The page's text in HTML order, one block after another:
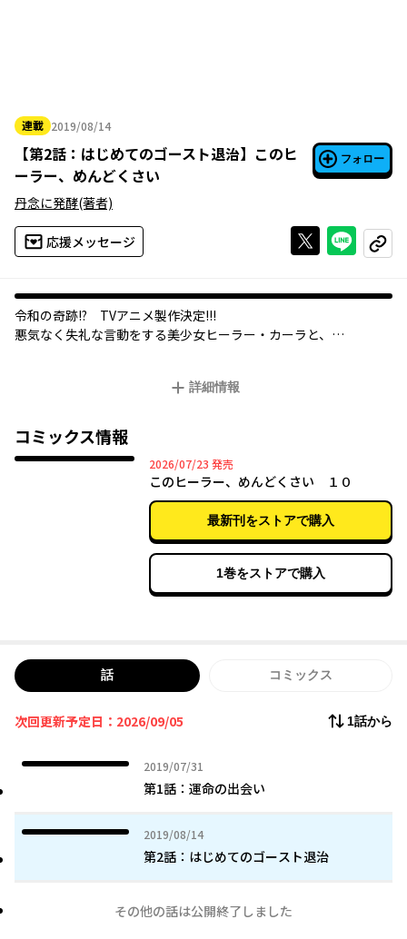
連載 2019/08/14
2019年08月14日
【第2話：はじめてのゴースト退治】 このヒ
ーラー、めんどくさい
フォロー
丹念に発酵(著者)
応援メッセージ Xで投稿する
ライン
コピー
令和の奇跡!? TVアニメ製作決定!!!
悪気なく失礼な言動をする美少女ヒーラー・カーラと、
詳細情報
コミックス情報
2026/07/23 2026年07月23日
発売
このヒーラー、めんどくさい １０
最新刊をストアで購入
1巻をストアで購入
話 コミックス
次回更新予定日：2026/09/05 1話から
2019/07/31
2019年07月31日
第1話：運命の出会い
2019/08/14
2019年08月14日
第2話：はじめてのゴースト退治
その他の話は公開終了しました